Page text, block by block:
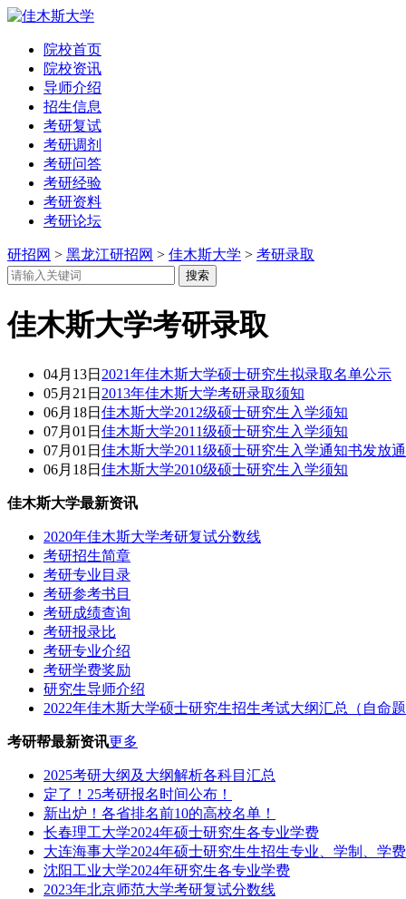
院校首页
院校资讯
导师介绍
招生信息
考研复试
考研调剂
考研问答
考研经验
考研资料
考研论坛
研招网 > 黑龙江研招网 > 佳木斯大学 > 考研录取
佳木斯大学考研录取
04月13日 2021年佳木斯大学硕士研究生拟录取名单公示
05月21日 2013年佳木斯大学考研录取须知
06月18日 佳木斯大学2012级硕士研究生入学须知
07月01日 佳木斯大学2011级硕士研究生入学须知
07月01日 佳木斯大学2011级硕士研究生入学通知书发放
06月18日 佳木斯大学2010级硕士研究生入学须知
佳木斯大学最新资讯
2020年佳木斯大学考研复试分数线
考研招生简章
考研专业目录
考研参考书目
考研成绩查询
考研报录比
考研专业介绍
考研学费奖励
研究生导师介绍
2022年佳木斯大学硕士研究生招生考试大纲汇总（自命
考研帮最新资讯更多
2025考研大纲及大纲解析各科目汇总
定了！25考研报名时间公布！
新出炉！各省排名前10的高校名单！
长春理工大学2024年硕士研究生各专业学费
大连海事大学2024年硕士研究生生招生专业、学制、学
沈阳工业大学2024年研究生各专业学费
2023年北京师范大学考研复试分数线